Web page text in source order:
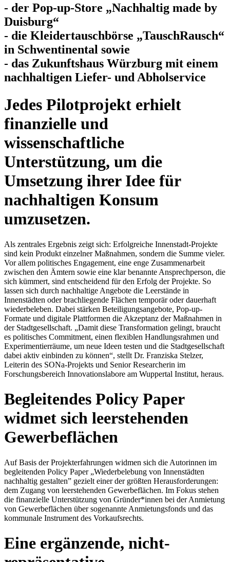
- der Pop-up-Store „Nachhaltig made by
Duisburg“
- die Kleidertauschbörse „TauschRausch“
in Schwentinental sowie
- das Zukunftshaus Würzburg mit einem
nachhaltigen Liefer- und Abholservice
Jedes Pilotprojekt erhielt
finanzielle und
wissenschaftliche
Unterstützung, um die
Umsetzung ihrer Idee für
nachhaltigen Konsum
umzusetzen.
Als zentrales Ergebnis zeigt sich: Erfolgreiche Innenstadt-Projekte
sind kein Produkt einzelner Maßnahmen, sondern die Summe vieler.
Vor allem politisches Engagement, eine enge Zusammenarbeit
zwischen den Ämtern sowie eine klar benannte Ansprechperson, die
sich kümmert, sind entscheidend für den Erfolg der Projekte. So
lassen sich durch nachhaltige Angebote die Leerstände in
Innenstädten oder brachliegende Flächen temporär oder dauerhaft
wiederbeleben. Dabei stärken Beteiligungsangebote, Pop-up-
Formate und digitale Plattformen die Akzeptanz der Maßnahmen in
der Stadtgesellschaft. „Damit diese Transformation gelingt, braucht
es politisches Commitment, einen flexiblen Handlungsrahmen und
Experimentierräume, um neue Ideen testen und die Stadtgesellschaft
dabei aktiv einbinden zu können“, stellt Dr. Franziska Stelzer,
Leiterin des SONa-Projekts und Senior Researcherin im
Forschungsbereich Innovationslabore am Wuppertal Institut, heraus.
Begleitendes Policy Paper
widmet sich leerstehenden
Gewerbeflächen
Auf Basis der Projekterfahrungen widmen sich die Autorinnen im
begleitenden Policy Paper „Wiederbelebung von Innenstädten
nachhaltig gestalten” gezielt einer der größten Herausforderungen:
dem Zugang von leerstehenden Gewerbeflächen. Im Fokus stehen
die finanzielle Unterstützung von Gründer*innen bei der Anmietung
von Gewerbeflächen über sogenannte Anmietungsfonds und das
kommunale Instrument des Vorkaufsrechts.
Eine ergänzende, nicht-